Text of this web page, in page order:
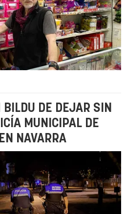
DE DEJAR SIN
MUNICIPAL DE
NAVARRA